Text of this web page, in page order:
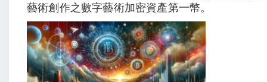
藝術創作之數字藝術加密資產第一幣。